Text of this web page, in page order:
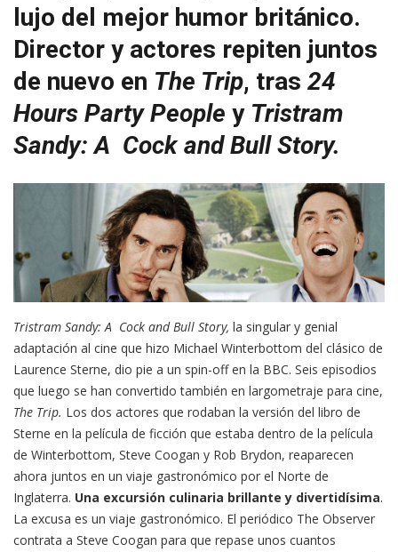
lujo del mejor humor británico.
Director y actores repiten juntos
de nuevo en The Trip, tras 24
Hours Party People y Tristram
Sandy: A Cock and Bull Story.
Tristram Sandy: A Cock and Bull Story, la singular y genial
adaptación al cine que hizo Michael Winterbottom del clásico de
Laurence Sterne, dio pie a un spin-off en la BBC. Seis episodios
que luego se han convertido también en largometraje para cine,
The Trip. Los dos actores que rodaban la versión del libro de
Sterne en la película de ficción que estaba dentro de la película
de Winterbottom, Steve Coogan y Rob Brydon, reaparecen
ahora juntos en un viaje gastronómico por el Norte de
Inglaterra. Una excursión culinaria brillante y divertidísima.
La excusa es un viaje gastronómico. El periódico The Observer
contrata a Steve Coogan para que repase unos cuantos